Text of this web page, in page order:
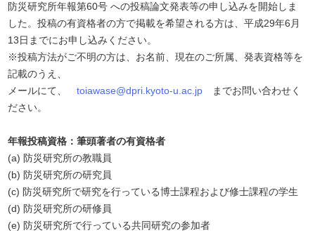
防災研究所年報第60号 への投稿論文発表等の申し込みを開始しま
した。投稿の有資格者の方で掲載を希望される方は、平成29年6月
13日までにお申し込みください。
※投稿方法がご不明の方は、お名前、現在のご所属、発表資格等を
記載のうえ、
メールにて、toiawase@dpri.kyoto-u.ac.jp までお問い合わせく
ださい。
年報投稿資格：筆頭著者の有資格者
(a) 防災研究所の教職員
(b) 防災研究所の研究員
(c) 防災研究所で研究を行っている博士課程および修士課程の学生
(d) 防災研究所の研修員
(e) 防災研究所で行っている共同研究の参加者